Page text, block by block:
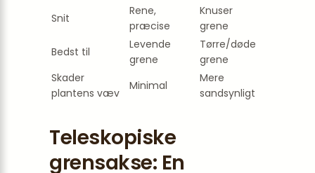
Snit
Rene,
præcise
Knuser
grene
Bedst til
Levende
grene
Tørre/døde
grene
Skader
plantens væv
Minimal
Mere
sandsynligt
Teleskopiske
grensakse: En